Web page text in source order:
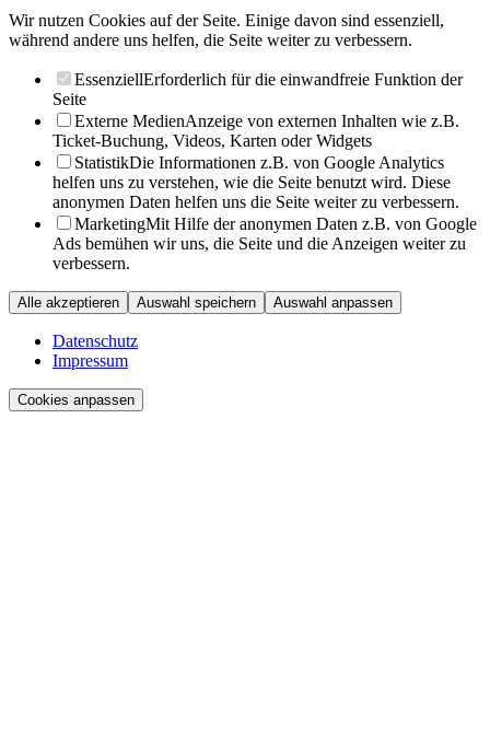
Wir nutzen Cookies auf der Seite. Einige davon sind essenziell,
während andere uns helfen, die Seite weiter zu verbessern.
EssenziellErforderlich für die einwandfreie Funktion der
Seite
Externe MedienAnzeige von externen Inhalten wie z.B.
Ticket-Buchung, Videos, Karten oder Widgets
StatistikDie Informationen z.B. von Google Analytics
helfen uns zu verstehen, wie die Seite benutzt wird. Diese
anonymen Daten helfen uns die Seite weiter zu verbessern.
MarketingMit Hilfe der anonymen Daten z.B. von Google
Ads bemühen wir uns, die Seite und die Anzeigen weiter zu
verbessern.
Alle akzeptieren Auswahl speichern Auswahl anpassen
Datenschutz
Impressum
Cookies anpassen